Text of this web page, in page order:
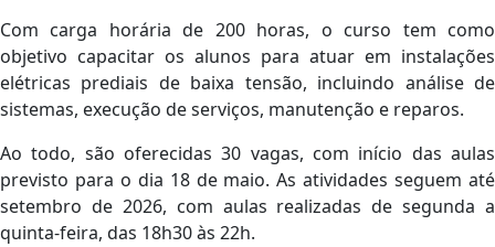
Com carga horária de 200 horas, o curso tem como
objetivo capacitar os alunos para atuar em instalações
elétricas prediais de baixa tensão, incluindo análise de
sistemas, execução de serviços, manutenção e reparos.
Ao todo, são oferecidas 30 vagas, com início das aulas
previsto para o dia 18 de maio. As atividades seguem até
setembro de 2026, com aulas realizadas de segunda a
quinta-feira, das 18h30 às 22h.